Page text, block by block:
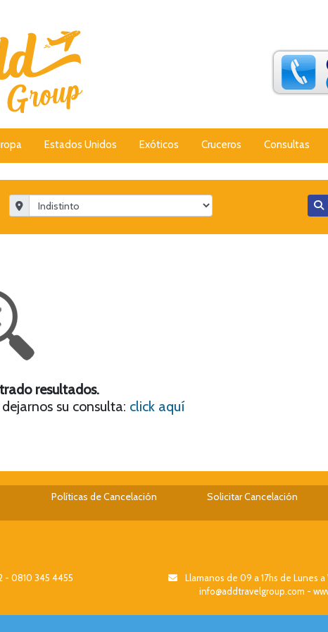
Estados Unidos Exóticos Cruceros Consultas
resultados.
su consulta: click aquí
Políticas de Cancelación Solicitar Cancelación
- 0810 345 4455
Llamanos de 09 a 17hs de Lunes
info@addtravelgroup.com -